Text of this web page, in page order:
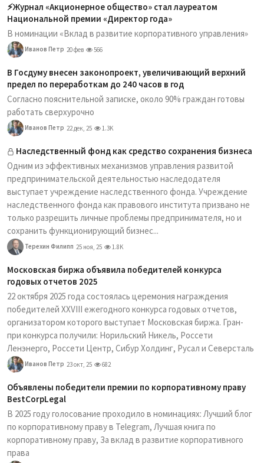
⚡️Журнал «Акционерное общество» стал лауреатом
Национальной премии «Директор года»
В номинации «Вклад в развитие корпоративного управления»
Иванов Петр 20 фев 566
В Госдуму внесен законопроект, увеличивающий верхний
предел по переработкам до 240 часов в год
Согласно пояснительной записке, около 90% граждан готовы
работать сверхурочно
Иванов Петр 22 дек, 25 1.3K
Наследственный фонд как средство сохранения бизнеса
Одним из эффективных механизмов управления развитой
предпринимательской деятельностью наследодателя
выступает учреждение наследственного фонда. Учреждение
наследственного фонда как правового института призвано не
только разрешить личные проблемы предпринимателя, но и
сохранить функционирующий бизнес...
Терехин Филипп 25 ноя, 25 1.8K
Московская биржа объявила победителей конкурса
годовых отчетов 2025
22 октября 2025 года состоялась церемония награждения
победителей XXVIII ежегодного конкурса годовых отчетов,
организатором которого выступает Московская биржа. Гран-
при конкурса получили: Норильский Никель, Россети
Ленэнерго, Россети Центр, Сибур Холдинг, Русал и Северсталь
Иванов Петр 23 окт, 25 682
Объявлены победители премии по корпоративному праву
BestCorpLegal
В 2025 году голосование проходило в номинациях: Лучший блог
по корпоративному праву в Telegram, Лучшая книга по
корпоративному праву, За вклад в развитие корпоративного
права